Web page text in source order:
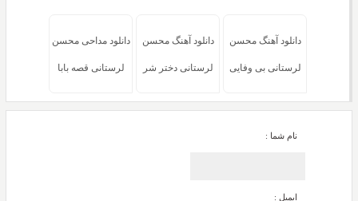
دانلود آهنگ محسن
لرستانی بی وفایی
دانلود آهنگ محسن
لرستانی دختر شر
دانلود مداحی محسن
لرستانی قصه بابا
نام شما :
ایمیل :